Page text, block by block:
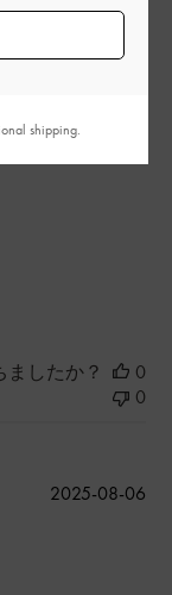
したか？
0
0
公
2025-08-06
shipping.